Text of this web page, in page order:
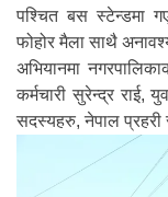
पश्चित बस स्टेन्डमा
फोहोर मैला साथै
अभियानमा
कर्मचारी सुरेन्द्र राई,
सदस्यहरु, नेपाल प्रहरी